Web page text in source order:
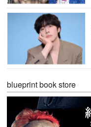
blueprint book store